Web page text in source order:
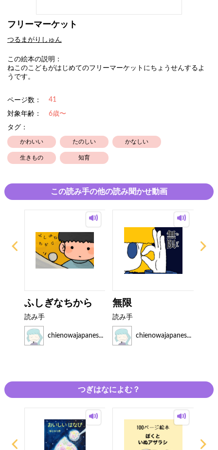
フリーマーケット
つるまがりしゅん
この絵本の説明：
ねこのこどもがはじめてのフリーマーケットにちょうせんするよ
うです。
ページ数： 41
対象年齢：
6歳〜
タグ：
かわいい たのしい かなしい
生きもの 知育
この読み手の他の読み聞かせ動画
ふしぎなちから
読み手
chienowajapanes...
無限
読み手
chienowajapanes...
つぎはなによむ？